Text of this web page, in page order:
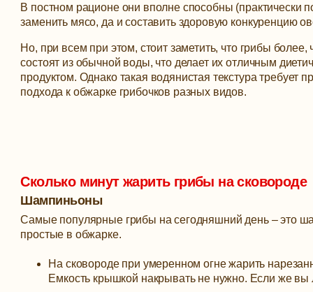
В постном рационе они вполне способны (практически
заменить мясо, да и составить здоровую конкуренцию
Но, при всем при этом, стоит заметить, что грибы более,
состоят из обычной воды, что делает их отличным
продуктом. Однако такая водянистая текстура требует
подхода к обжарке грибочков разных видов.
Сколько минут жарить грибы на сковороде
Шампиньоны
Самые популярные грибы на сегодняшний день – это
простые в обжарке.
На сковороде при умеренном огне жарить
Емкость крышкой накрывать не нужно. Если же вы